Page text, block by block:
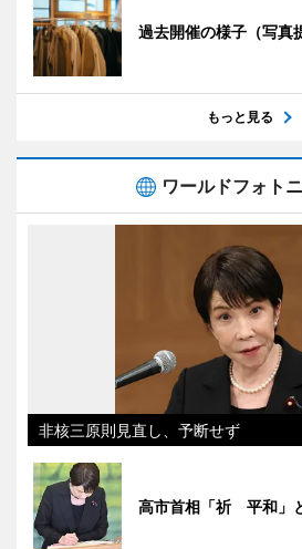
過去開催の様子（写真
もっと見る
ワールドフォト
非核三原則見直し、予断せず
高市首相「祈 平和」